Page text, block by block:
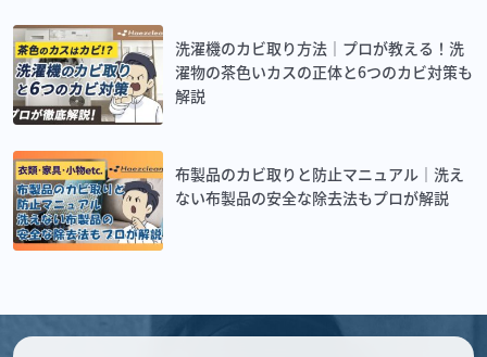
洗濯機のカビ取り方法｜プロが教える！洗
濯物の茶色いカスの正体と6つのカビ対策も
解説
布製品のカビ取りと防止マニュアル｜洗え
ない布製品の安全な除去法もプロが解説